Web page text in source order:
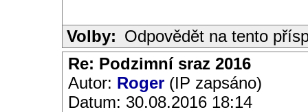
Volby: Odpovědět na tento
Re: Podzimní sraz 2016
Autor: Roger (IP zapsáno)
Datum: 30.08.2016 18:14